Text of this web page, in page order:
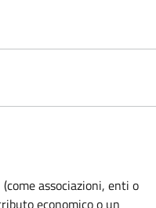
associazioni, enti o
economico o un